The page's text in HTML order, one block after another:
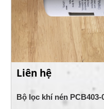
Liên hệ
Bộ lọc khí nén PCB403-